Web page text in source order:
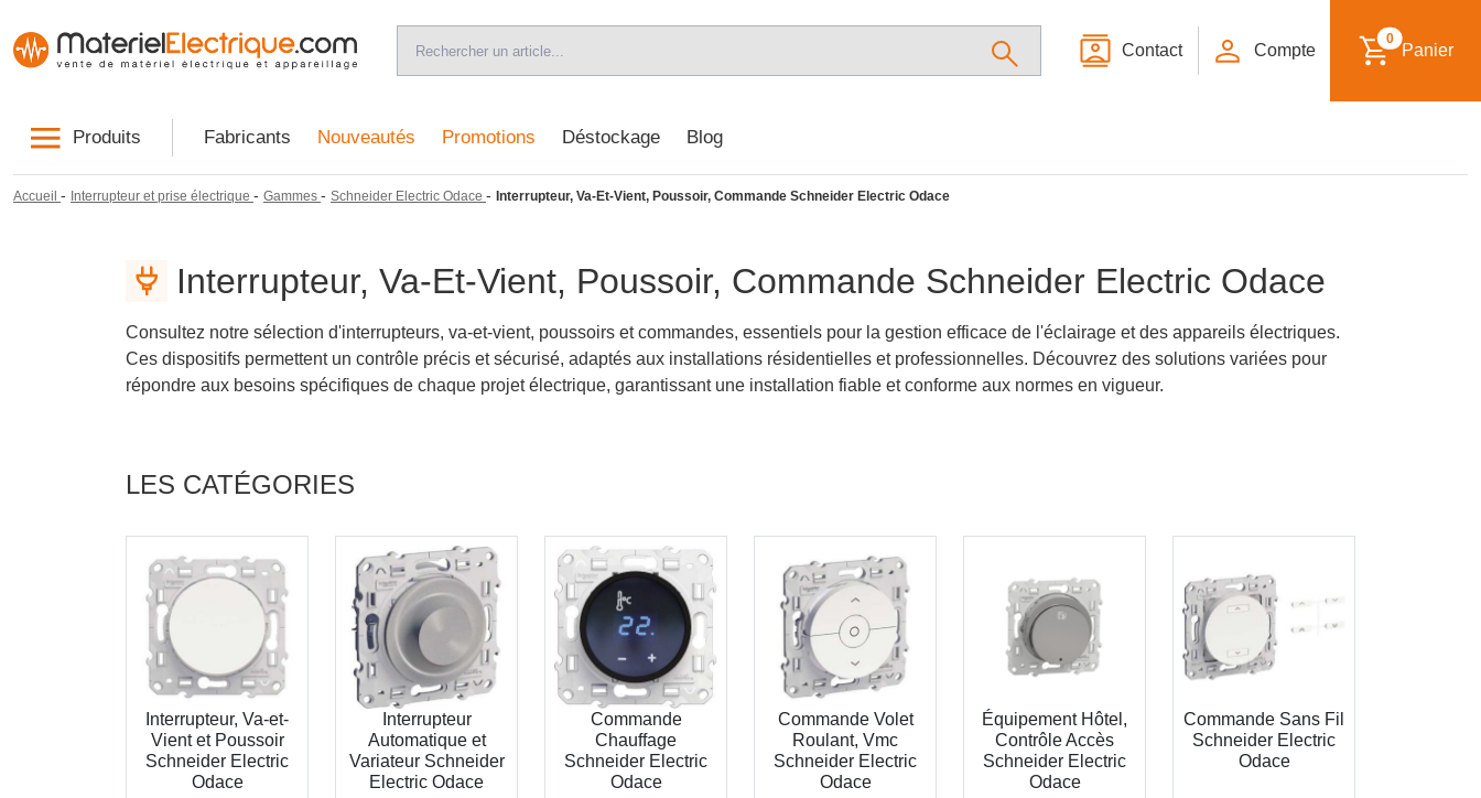
Contact Compte
0
Panier
Produits Fabricants Nouveautés Promotions Déstockage Blog
Accueil - Interrupteur et prise électrique - Gammes - Schneider Electric Odace - Interrupteur, Va-Et-Vient, Poussoir, Commande Schneider Electric Odace
Interrupteur, Va-Et-Vient, Poussoir, Commande Schneider Electric Odace
Consultez notre sélection d'interrupteurs, va-et-vient, poussoirs et commandes, essentiels pour la gestion efficace de l'éclairage et des appareils électriques.
Ces dispositifs permettent un contrôle précis et sécurisé, adaptés aux installations résidentielles et professionnelles. Découvrez des solutions variées pour
répondre aux besoins spécifiques de chaque projet électrique, garantissant une installation fiable et conforme aux normes en vigueur.
LES CATÉGORIES
Interrupteur, Va-et-
Vient et Poussoir
Schneider Electric
Odace
Interrupteur
Automatique et
Variateur Schneider
Electric Odace
Commande
Chauffage
Schneider Electric
Odace
Commande Volet
Roulant, Vmc
Schneider Electric
Odace
Équipement Hôtel,
Contrôle Accès
Schneider Electric
Odace
Commande Sans Fil
Schneider Electric
Odace